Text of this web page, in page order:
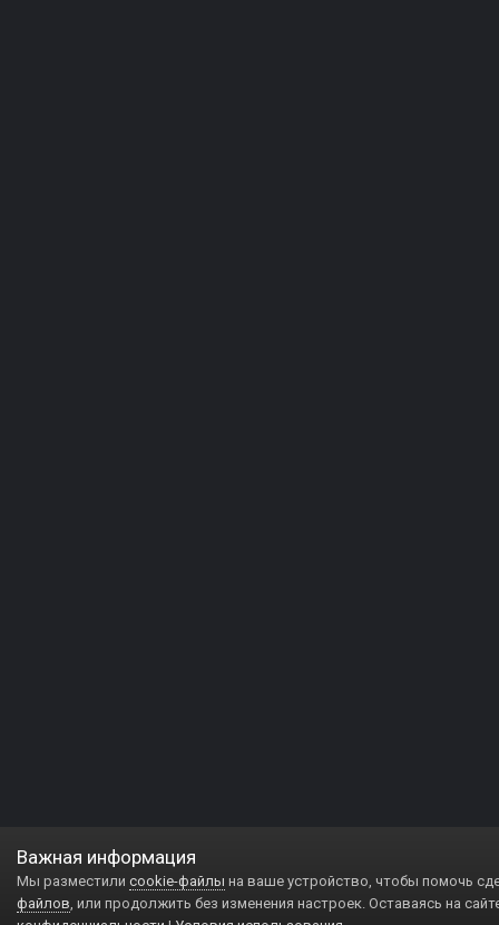
Важная информация
Мы разместили cookie-файлы на ваше устройство, чтобы помочь
файлов, или продолжить без изменения настроек. Оставаясь на